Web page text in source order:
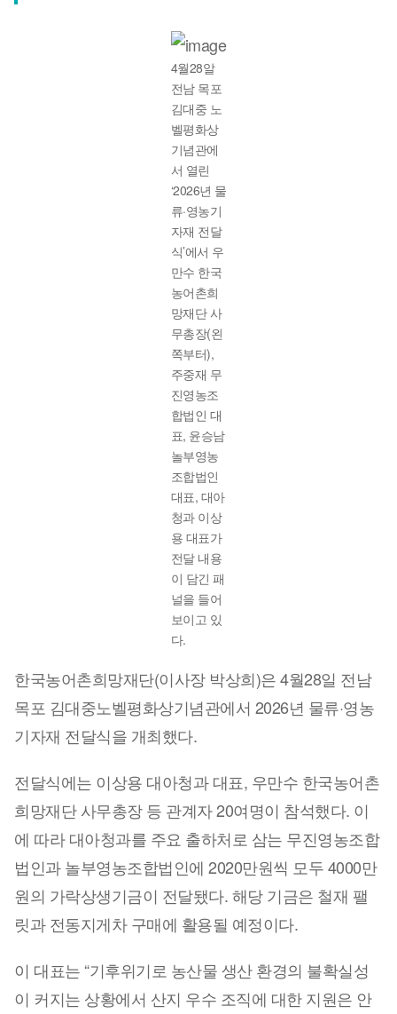
4월28알
전남 목포
김대중 노
벨평화상
기념관에
서 열린
‘2026년 물
류·영농기
자재 전달
식’에서 우
만수 한국
농어촌희
망재단 사
무총장(왼
쪽부터),
주중재 무
진영농조
합법인 대
표, 윤승남
놀부영농
조합법인
대표, 대아
청과 이상
용 대표가
전달 내용
이 담긴 패
널을 들어
보이고 있
다.
한국농어촌희망재단(이사장 박상희)은 4월28일 전남
목포 김대중노벨평화상기념관에서 2026년 물류·영농
기자재 전달식을 개최했다.
전달식에는 이상용 대아청과 대표, 우만수 한국농어촌
희망재단 사무총장 등 관계자 20여명이 참석했다. 이
에 따라 대아청과를 주요 출하처로 삼는 무진영농조합
법인과 놀부영농조합법인에 2020만원씩 모두 4000만
원의 가락상생기금이 전달됐다. 해당 기금은 철재 팰
릿과 전동지게차 구매에 활용될 예정이다.
이 대표는 “기후위기로 농산물 생산 환경의 불확실성
이 커지는 상황에서 산지 우수 조직에 대한 지원은 안